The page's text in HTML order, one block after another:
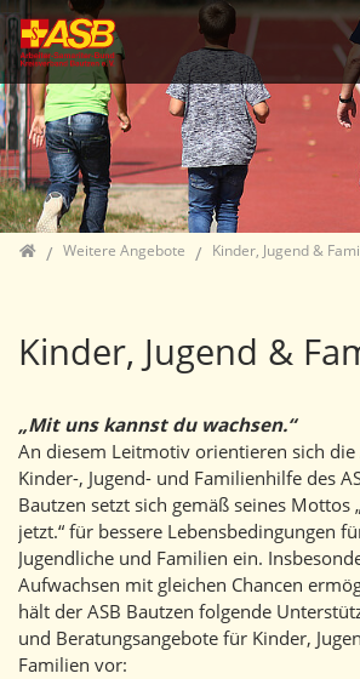
Direkt zur Hauptnavigation springen
Direkt zum Inhalt springen
Jump to sub navigation
HomeWeitere Angebote Kinder, Jugend &
Kinder, Jugend &
„Mit uns kannst du wachsen.“
An diesem Leitmotiv orientieren sich
Kinder-, Jugend- und Familienhilfe des
Bautzen setzt sich gemäß seines Mottos
jetzt.“ für bessere Lebensbedingungen
Jugendliche und Familien ein.
Aufwachsen mit gleichen Chancen
hält der ASB Bautzen folgende
und Beratungsangebote für Kinder,
Familien vor: